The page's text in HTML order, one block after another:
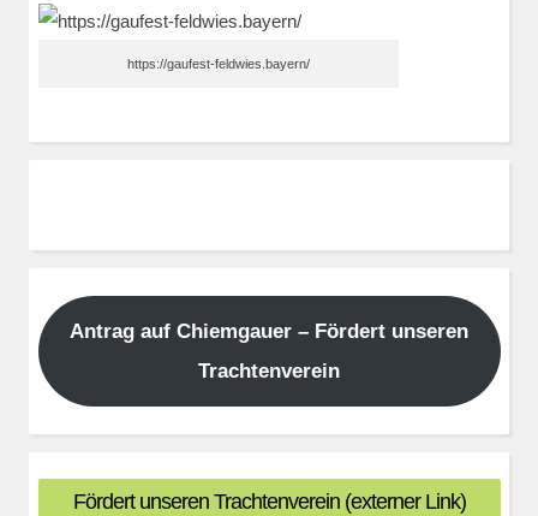
https://gaufest-feldwies.bayern/
Antrag auf Chiemgauer – Fördert unseren
Trachtenverein
Fördert unseren Trachtenverein (externer Link)